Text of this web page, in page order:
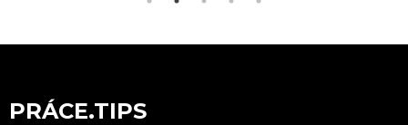
PRÁCE.TIPS